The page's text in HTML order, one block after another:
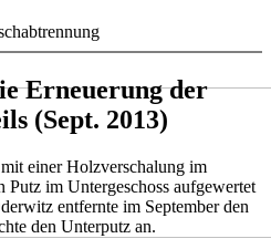
Erneuerung der
(Sept. 2013)
einer Holzverschalung im
Putz im Untergeschoss aufgewertet
entfernte im September den
den Unterputz an.